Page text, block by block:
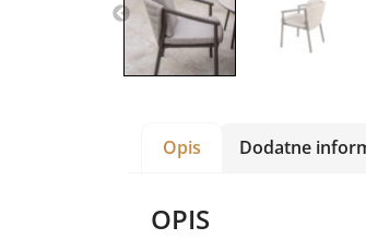
Opis Dodatne
OPIS